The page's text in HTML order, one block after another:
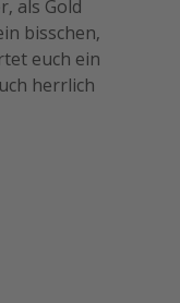
als Gold
bisschen,
euch ein
herrlich